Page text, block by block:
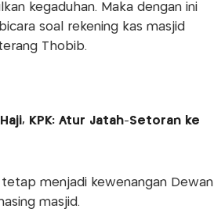
kegaduhan. Maka dengan ini
soal rekening kas masjid
Thobib.
KPK: Atur Jatah-Setoran ke
menjadi kewenangan Dewan
masjid.